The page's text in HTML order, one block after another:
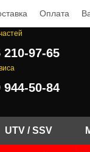
Оплата
210-97-65
944-50-84
UTV / SSV